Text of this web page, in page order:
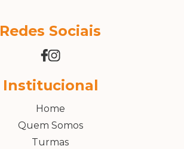
Redes Sociais
Institucional
Home
Quem Somos
Turmas